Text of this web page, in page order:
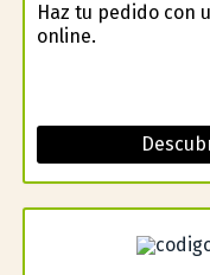
Haz tu pedido con
online.